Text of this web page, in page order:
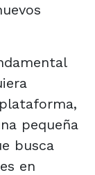
pequeña
busca
en